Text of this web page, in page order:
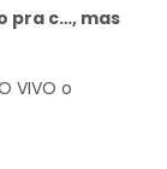
pra c…, mas
VIVO o